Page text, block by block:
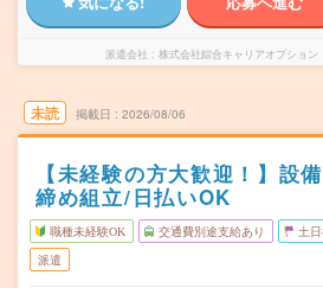
派遣会社 株式会社綜合キャリアオプション
未読 掲載日 2026/08/06
【未経験の方大歓迎！】設
締め組立/日払いOK
職種未経験OK 交通費別途支給あり 土
派遣